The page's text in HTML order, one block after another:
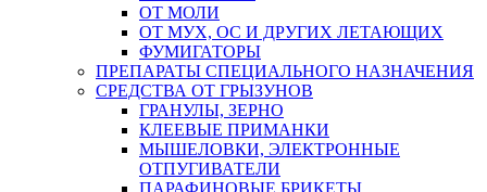
ОТ МОЛИ
ОТ МУХ, ОС И ДРУГИХ ЛЕТАЮЩИХ
ФУМИГАТОРЫ
ПРЕПАРАТЫ СПЕЦИАЛЬНОГО НАЗНАЧЕНИЯ
СРЕДСТВА ОТ ГРЫЗУНОВ
ГРАНУЛЫ, ЗЕРНО
КЛЕЕВЫЕ ПРИМАНКИ
МЫШЕЛОВКИ, ЭЛЕКТРОННЫЕ
ОТПУГИВАТЕЛИ
ПАРАФИНОВЫЕ БРИКЕТЫ